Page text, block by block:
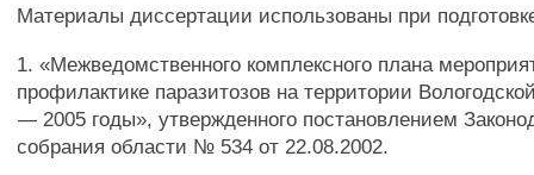
Материалы диссертации использованы при
1. «Межведомственного комплексного плана
профилактике паразитозов на территории
— 2005 годы», утвержденного постановлением
собрания области № 534 от 22.08.2002.